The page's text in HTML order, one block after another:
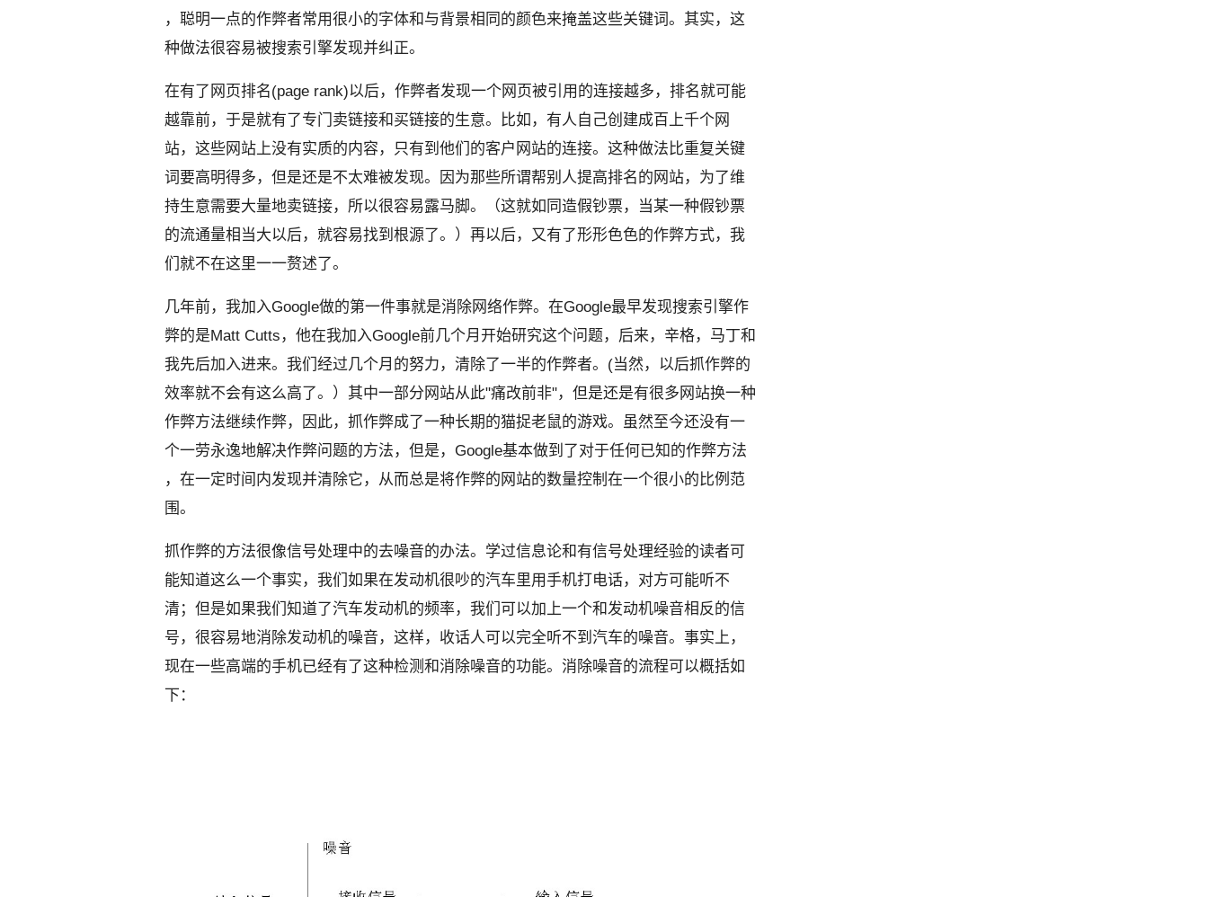
，聪明一点的作弊者常用很小的字体和与背景相同的颜色来掩盖这些关键词。其实，这
种做法很容易被搜索引擎发现并纠正。
在有了网页排名(page rank)以后，作弊者发现一个网页被引用的连接越多，排名就可能
越靠前 ，于是就有了专门卖链接和买链接的生意。比如，有人自己创建成百上千个网
站，这些网站上没有实质的内容，只有到他们的客户网站的连接。这种做法比重复关键
词要高明得多，但是还是不太难被发现。因为那些所谓帮别人提高排名的网站，为了维
持生意需要大量地卖链接，所以很容易露马脚。（这就如同造假钞票，当某一种假钞票
的流通量相当大以后，就容易找到根源了。）再以后，又有了形形色色的作弊方式，我
们就不在这里一一赘述了。
几年前，我加入Google做的第一件事就是消除网络作弊。在Google最早发现搜索引擎作
弊的是Matt Cutts，他在我加入Google前几个月开始研究这个问题 ，后来，辛格，马丁和
我先后加入进来。我们经过几个月的努力 ，清除了一半的作弊者。(当然，以后抓作弊的
效率就不会有这么高了。 ）其中一部分网站从此"痛改前非"，但是还是有很多网站换一种
作弊方法继续作弊，因此，抓作弊成了一种长期的猫捉老鼠的游戏。虽然至今还没有一
个一劳永逸地解决作弊问题的方法，但是 ，Google基本做到了对于任何已知的作弊方法
，在一定时间内发现并清除它，从而总是将作弊的网站的数量控制在一个很小的比例范
围。
抓作弊的方法很像信号处理中的去噪音的办法。学过信息论和有信号处理经验的读者可
能知道这么一个事实，我们如果在发动机很吵的汽车里用手机打电话，对方可能听不
清；但是如果我们知道了汽车发动机的频率，我们可以加上一个和发动机噪音相反的信
号 ，很容易地消除发动机的噪音，这样，收话人可以完全听不到汽车的噪音。事实上，
现在一些高端的手机已经有了这种检测和消除噪音的功能。消除噪音的流程可以概括如
下：